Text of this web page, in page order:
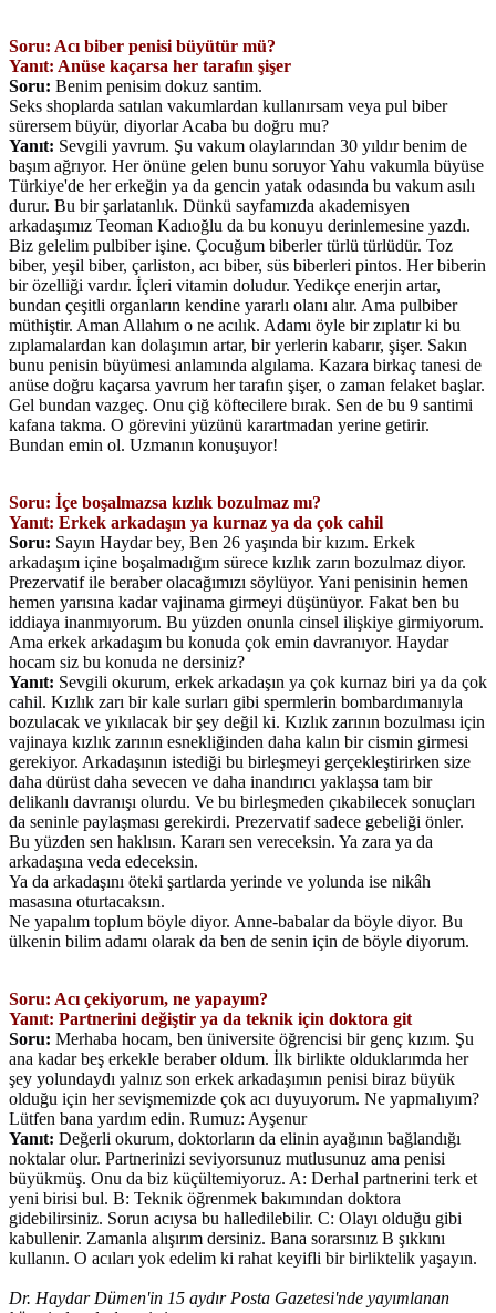
Soru: Acı biber penisi büyütür mü?
Yanıt: Anüse kaçarsa her tarafın şişer
Soru: Benim penisim dokuz santim.
Seks shoplarda satılan vakumlardan kullanırsam veya pul biber
sürersem büyür, diyorlar Acaba bu doğru mu?
Yanıt: Sevgili yavrum. Şu vakum olaylarından 30 yıldır benim de
başım ağrıyor. Her önüne gelen bunu soruyor Yahu vakumla büyüse
Türkiye'de her erkeğin ya da gencin yatak odasında bu vakum asılı
durur. Bu bir şarlatanlık. Dünkü sayfamızda akademisyen
arkadaşımız Teoman Kadıoğlu da bu konuyu derinlemesine yazdı.
Biz gelelim pulbiber işine. Çocuğum biberler türlü türlüdür. Toz
biber, yeşil biber, çarliston, acı biber, süs biberleri pintos. Her biberin
bir özelliği vardır. İçleri vitamin doludur. Yedikçe enerjin artar,
bundan çeşitli organların kendine yararlı olanı alır. Ama pulbiber
müthiştir. Aman Allahım o ne acılık. Adamı öyle bir zıplatır ki bu
zıplamalardan kan dolaşımın artar, bir yerlerin kabarır, şişer. Sakın
bunu penisin büyümesi anlamında algılama. Kazara birkaç tanesi de
anüse doğru kaçarsa yavrum her tarafın şişer, o zaman felaket başlar.
Gel bundan vazgeç. Onu çiğ köftecilere bırak. Sen de bu 9 santimi
kafana takma. O görevini yüzünü karartmadan yerine getirir.
Bundan emin ol. Uzmanın konuşuyor!
Soru: İçe boşalmazsa kızlık bozulmaz mı?
Yanıt: Erkek arkadaşın ya kurnaz ya da çok cahil
Soru: Sayın Haydar bey, Ben 26 yaşında bir kızım. Erkek
arkadaşım içine boşalmadığım sürece kızlık zarın bozulmaz diyor.
Prezervatif ile beraber olacağımızı söylüyor. Yani penisinin hemen
hemen yarısına kadar vajinama girmeyi düşünüyor. Fakat ben bu
iddiaya inanmıyorum. Bu yüzden onunla cinsel ilişkiye girmiyorum.
Ama erkek arkadaşım bu konuda çok emin davranıyor. Haydar
hocam siz bu konuda ne dersiniz?
Yanıt: Sevgili okurum, erkek arkadaşın ya çok kurnaz biri ya da çok
cahil. Kızlık zarı bir kale surları gibi spermlerin bombardımanıyla
bozulacak ve yıkılacak bir şey değil ki. Kızlık zarının bozulması için
vajinaya kızlık zarının esnekliğinden daha kalın bir cismin girmesi
gerekiyor. Arkadaşının istediği bu birleşmeyi gerçekleştirirken size
daha dürüst daha sevecen ve daha inandırıcı yaklaşsa tam bir
delikanlı davranışı olurdu. Ve bu birleşmeden çıkabilecek sonuçları
da seninle paylaşması gerekirdi. Prezervatif sadece gebeliği önler.
Bu yüzden sen haklısın. Kararı sen vereceksin. Ya zara ya da
arkadaşına veda edeceksin.
Ya da arkadaşını öteki şartlarda yerinde ve yolunda ise nikâh
masasına oturtacaksın.
Ne yapalım toplum böyle diyor. Anne-babalar da böyle diyor. Bu
ülkenin bilim adamı olarak da ben de senin için de böyle diyorum.
Soru: Acı çekiyorum, ne yapayım?
Yanıt: Partnerini değiştir ya da teknik için doktora git
Soru: Merhaba hocam, ben üniversite öğrencisi bir genç kızım. Şu
ana kadar beş erkekle beraber oldum. İlk birlikte olduklarımda her
şey yolundaydı yalnız son erkek arkadaşımın penisi biraz büyük
olduğu için her sevişmemizde çok acı duyuyorum. Ne yapmalıyım?
Lütfen bana yardım edin. Rumuz: Ayşenur
Yanıt: Değerli okurum, doktorların da elinin ayağının bağlandığı
noktalar olur. Partnerinizi seviyorsunuz mutlusunuz ama penisi
büyükmüş. Onu da biz küçültemiyoruz. A: Derhal partnerini terk et
yeni birisi bul. B: Teknik öğrenmek bakımından doktora
gidebilirsiniz. Sorun acıysa bu halledilebilir. C: Olayı olduğu gibi
kabullenir. Zamanla alışırım dersiniz. Bana sorarsınız B şıkkını
kullanın. O acıları yok edelim ki rahat keyifli bir birliktelik yaşayın.
Dr. Haydar Dümen'in 15 aydır Posta Gazetesi'nde yayımlanan